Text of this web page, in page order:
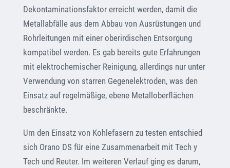
Dekontaminationsfaktor erreicht werden, damit die
Metallabfälle aus dem Abbau von Ausrüstungen und
Rohrleitungen mit einer oberirdischen Entsorgung
kompatibel werden. Es gab bereits gute Erfahrungen
mit elektrochemischer Reinigung, allerdings nur unter
Verwendung von starren Gegenelektroden, was den
Einsatz auf regelmäßige, ebene Metalloberflächen
beschränkte.
Um den Einsatz von Kohlefasern zu testen entschied
sich Orano DS für eine Zusammenarbeit mit Tech y
Tech und Reuter. Im weiteren Verlauf ging es darum,